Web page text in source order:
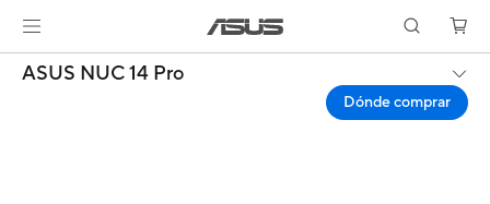
ASUS NUC 14 Pro
Dónde comprar